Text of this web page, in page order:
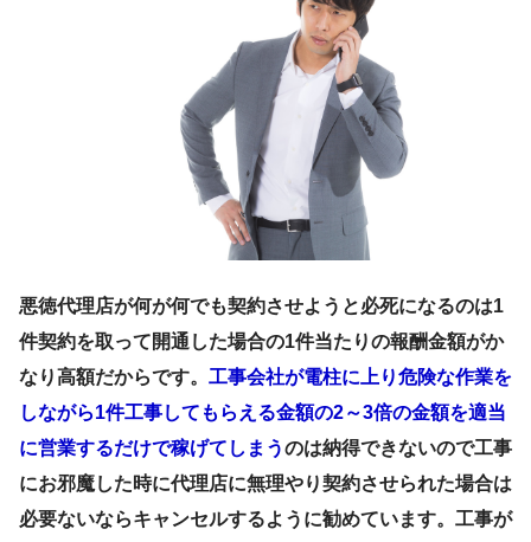
悪徳代理店が何が何でも契約させようと必死になるのは1
件契約を取って開通した場合の1件当たりの報酬金額がか
なり高額だからです。 工事会社が電柱に上り危険な作業を
しながら1件工事してもらえる金額の2～3倍の金額を適当
に営業するだけで稼げてしまうのは納得できないので工事
にお邪魔した時に代理店に無理やり契約させられた場合は
必要ないならキャンセルするように勧めています。工事が